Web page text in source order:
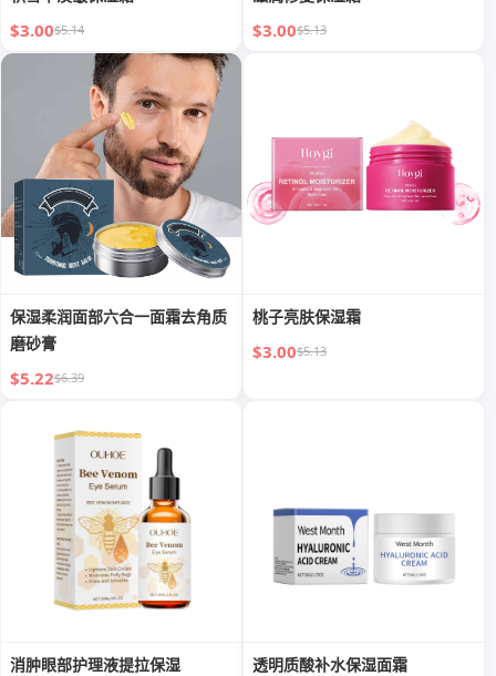
$3.00$5.14 $3.00$5.13
保湿柔润面部六合一面霜去角质
磨砂膏
$5.22$6.39
桃子亮肤保湿霜
$3.00$5.13
消肿眼部护理液提拉保湿 透明质酸补水保湿面霜